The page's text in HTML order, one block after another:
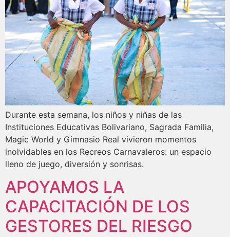
Durante esta semana, los niños y niñas de las
Instituciones Educativas Bolivariano, Sagrada Familia,
Magic World y Gimnasio Real vivieron momentos
inolvidables en los Recreos Carnavaleros: un espacio
lleno de juego, diversión y sonrisas.
APOYAMOS LA
CAPACITACIÓN DE LOS
GESTORES DEL RIESGO